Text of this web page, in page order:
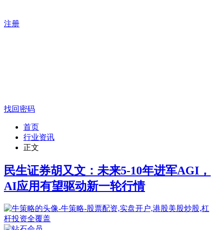
注册
找回密码
首页
行业资讯
正文
民生证券胡又文：未来5-10年进军AGI，
AI应用有望驱动新一轮行情